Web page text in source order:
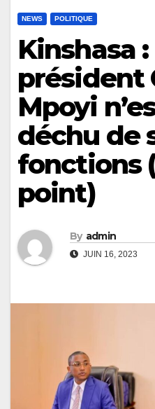
NEWS POLITIQUE
Kinshasa
président
Mpoyi
déchu de
fonctions
point)
By admin
JUIN 16, 2023